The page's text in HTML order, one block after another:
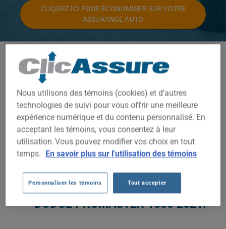
CLIQUEZ ICI POUR ÉCONOMISER SUR VOTRE
ASSURANCE AUTO
Modèles disponibles
PROMASTER 1500
Année
TOUTES LES VILLES
COÛTS D'ASSURANCE AUTO
DODGE PROMASTER 1500 2021.
Nous utilisons des témoins (cookies) et d’autres
technologies de suivi pour vous offrir une meilleure
expérience numérique et du contenu personnalisé. En
acceptant les témoins, vous consentez à leur
utilisation. Vous pouvez modifier vos choix en tout
temps. En savoir plus sur l'utilisation des témoins
Personnaliser les témoins Tout accepter